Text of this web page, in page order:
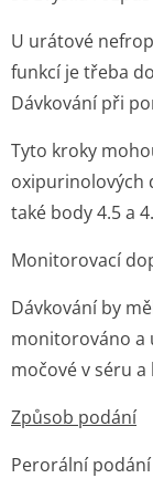
U urátové
funkcí je třeba
Dávkování při
Tyto kroky
oxipurinolových
také body 4.5 a
Monitorovací
Dávkování by
monitorováno a
močové v séru
Způsob podání
Perorální podání